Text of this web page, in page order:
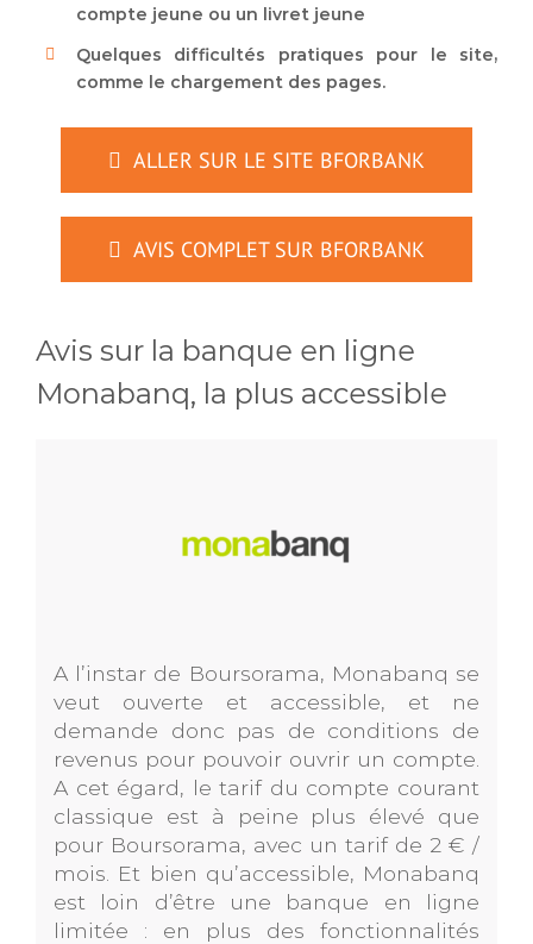
compte jeune ou un livret jeune
Quelques difficultés pratiques pour le site,
comme le chargement des pages.
ALLER SUR LE SITE BFORBANK
AVIS COMPLET SUR BFORBANK
Avis sur la banque en ligne
Monabanq, la plus accessible
A l’instar de Boursorama, Monabanq se
veut ouverte et accessible, et ne
demande donc pas de conditions de
revenus pour pouvoir ouvrir un compte.
A cet égard, le tarif du compte courant
classique est à peine plus élevé que
pour Boursorama, avec un tarif de 2 € /
mois. Et bien qu’accessible, Monabanq
est loin d’être une banque en ligne
limitée : en plus des fonctionnalités